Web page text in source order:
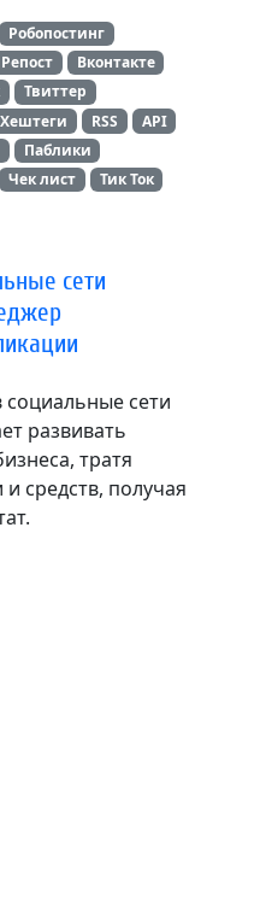
Робопостинг
Репост
Вконтакте
Твиттер
Хештеги RSS
API
Паблики
Чек лист
Тик Ток
сети
социальные сети
развивать
тратя
средств, получая